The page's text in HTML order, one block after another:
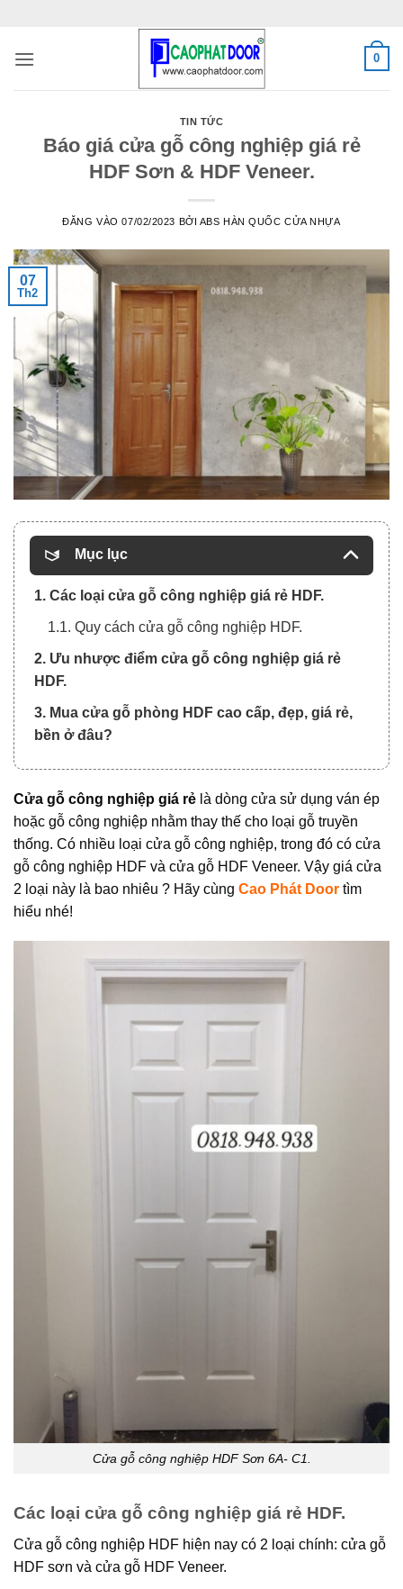
nội
0
TIN TỨC
Báo giá cửa gỗ công nghiệp giá rẻ
HDF Sơn & HDF Veneer.
ĐĂNG VÀO07/02/2023 BỞI ABS HÀN QUỐC CỬA NHỰA
07
Th2
Mục lục
1. Các loại cửa gỗ công nghiệp giá rẻ HDF.
1.1. Quy cách cửa gỗ công nghiệp HDF.
2. Ưu nhược điểm cửa gỗ công nghiệp giá rẻ
HDF.
3. Mua cửa gỗ phòng HDF cao cấp, đẹp, giá rẻ,
bền ở đâu?
Cửa gỗ công nghiệp giá rẻ là dòng cửa sử dụng ván ép
hoặc gỗ công nghiệp nhằm thay thế cho loại gỗ truyền
thống. Có nhiều loại cửa gỗ công nghiệp, trong đó có cửa
gỗ công nghiệp HDF và cửa gỗ HDF Veneer. Vậy giá cửa
2 loại này là bao nhiêu ? Hãy cùng Cao Phát Door tìm
hiểu nhé!
Cửa gỗ công nghiệp HDF Sơn 6A- C1.
Các loại cửa gỗ công nghiệp giá rẻ HDF.
Cửa gỗ công nghiệp HDF hiện nay có 2 loại chính: cửa gỗ
HDF sơn và cửa gỗ HDF Veneer.